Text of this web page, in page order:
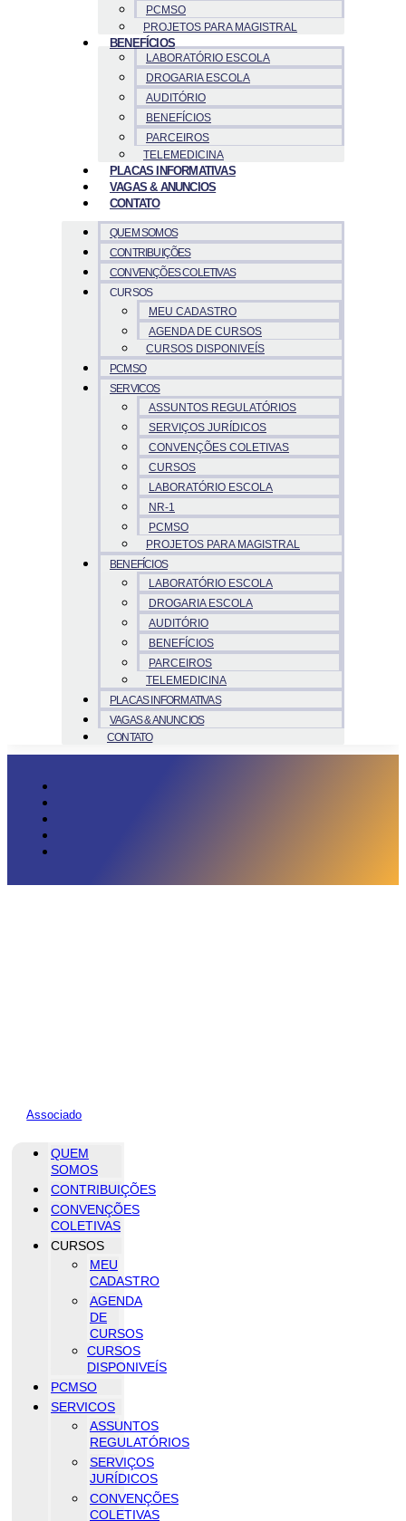
PCMSO
PROJETOS PARA MAGISTRAL
BENEFÍCIOS
LABORATÓRIO ESCOLA
DROGARIA ESCOLA
AUDITÓRIO
BENEFÍCIOS
PARCEIROS
TELEMEDICINA
PLACAS INFORMATIVAS
VAGAS & ANUNCIOS
CONTATO
QUEM SOMOS
CONTRIBUIÇÕES
CONVENÇÕES COLETIVAS
CURSOS
MEU CADASTRO
AGENDA DE CURSOS
CURSOS DISPONIVEÍS
PCMSO
SERVICOS
ASSUNTOS REGULATÓRIOS
SERVIÇOS JURÍDICOS
CONVENÇÕES COLETIVAS
CURSOS
LABORATÓRIO ESCOLA
NR-1
PCMSO
PROJETOS PARA MAGISTRAL
BENEFÍCIOS
LABORATÓRIO ESCOLA
DROGARIA ESCOLA
AUDITÓRIO
BENEFÍCIOS
PARCEIROS
TELEMEDICINA
PLACAS INFORMATIVAS
VAGAS & ANUNCIOS
CONTATO
Associado
QUEM
SOMOS
CONTRIBUIÇÕES
CONVENÇÕES
COLETIVAS
CURSOS
MEU
CADASTRO
AGENDA
DE
CURSOS
CURSOS
DISPONIVEÍS
PCMSO
SERVICOS
ASSUNTOS
REGULATÓRIOS
SERVIÇOS
JURÍDICOS
CONVENÇÕES
COLETIVAS